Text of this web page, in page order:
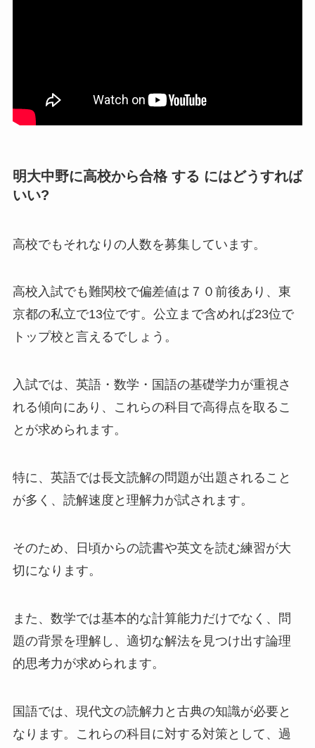
明大中野に高校から合格 する にはどうすれば
いい?
高校でもそれなりの人数を募集しています。
高校入試でも難関校で偏差値は７０前後あり、東
京都の私立で13位です。公立まで含めれば23位で
トップ校と言えるでしょう。
入試では、英語・数学・国語の基礎学力が重視さ
れる傾向にあり、これらの科目で高得点を取るこ
とが求められます。
特に、英語では長文読解の問題が出題されること
が多く、読解速度と理解力が試されます。
そのため、日頃からの読書や英文を読む練習が大
切になります。
また、数学では基本的な計算能力だけでなく、問
題の背景を理解し、適切な解法を見つけ出す論理
的思考力が求められます。
国語では、現代文の読解力と古典の知識が必要と
なります。これらの科目に対する対策として、過